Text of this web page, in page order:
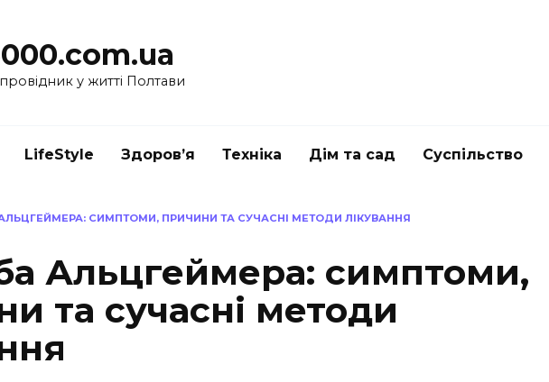
у житті Полтави
LifeStyle Здоров’я Техніка Дім та сад Суспільство
СИМПТОМИ, ПРИЧИНИ ТА СУЧАСНІ МЕТОДИ ЛІКУВАННЯ
Альцгеймера: симптоми,
та сучасні методи